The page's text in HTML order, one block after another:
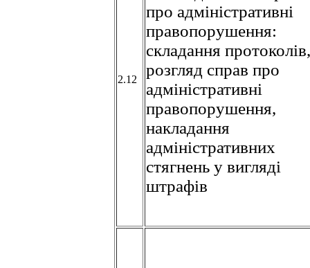
2.12
про адміністративні
правопорушення:
складання протоколів,
розгляд справ про
адміністративні
правопорушення,
накладання
адміністративних
стягнень у вигляді
штрафів